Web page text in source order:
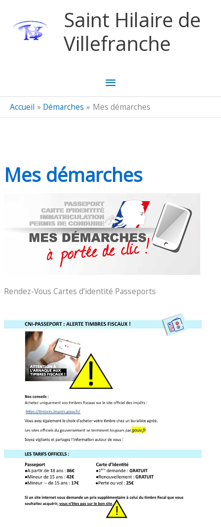
Saint Hilaire de
Villefranche
Menu
principal
Accueil Démarches Mes démarches
Mes démarches
Rendez-Vous Cartes d’identité Passeports